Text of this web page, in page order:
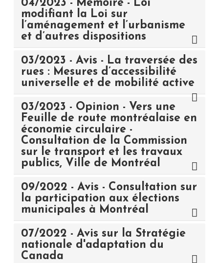
04/2023 - Mémoire - Loi
modifiant la Loi sur
l’aménagement et l’urbanisme
et d’autres dispositions
03/2023 - Avis - La traversée des
rues : Mesures d’accessibilité
universelle et de mobilité active
03/2023 - Opinion - Vers une
Feuille de route montréalaise en
économie circulaire -
Consultation de la Commission
sur le transport et les travaux
publics, Ville de Montréal
09/2022 - Avis - Consultation sur
la participation aux élections
municipales à Montréal
07/2022 - Avis sur la Stratégie
nationale d'adaptation du
Canada